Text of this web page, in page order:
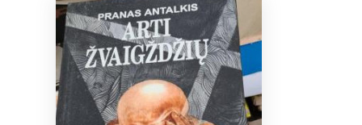
Naujienos
Bibliotekoms